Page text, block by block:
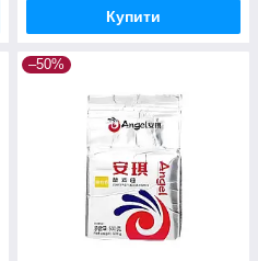
Купити
–50%